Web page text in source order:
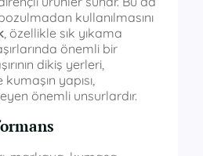
kullanılmasını
, özellikle sık yıkama
önemli bir
dikiş yerleri,
yapısı,
önemli unsurlardır.